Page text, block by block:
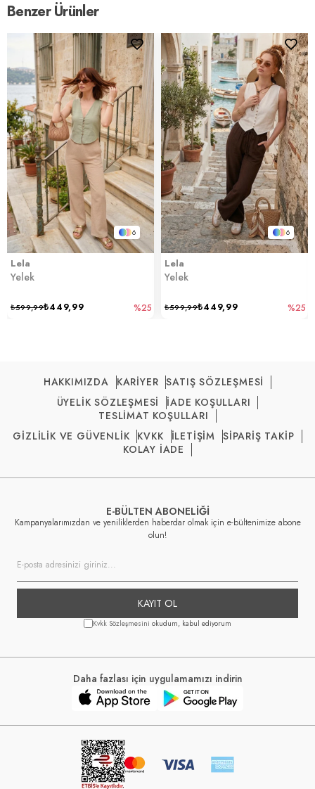
Benzer Ürünler
6
Lela
Yelek
₺449,99
₺599,99 %25
6
Lela
Yelek
₺449,99
₺599,99 %25
HAKKIMIZDA KARİYER SATIŞ SÖZLEŞMESİ
ÜYELİK SÖZLEŞMESİ
İADE KOŞULLARI
TESLİMAT KOŞULLARI
GİZLİLİK VE GÜVENLİK KVKK İLETİŞİM
SİPARİŞ TAKİP
KOLAY İADE
E-BÜLTEN ABONELİĞİ
Kampanyalarımızdan ve yeniliklerden haberdar olmak için e-bültenimize abone
olun!
KAYIT OL
Kvkk Sözleşmesini okudum, kabul ediyorum
Daha fazlası için uygulamamızı indirin